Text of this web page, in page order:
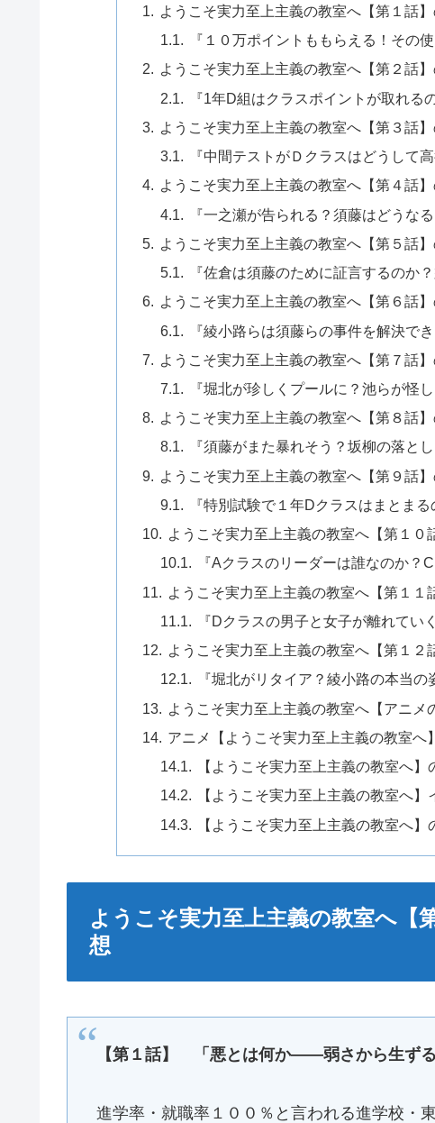
ようこそ実力至上主義の教室へ【第１話
『１０万ポイントももらえる！その使
ようこそ実力至上主義の教室へ【第２話
『1年D組はクラスポイントが取れる
ようこそ実力至上主義の教室へ【第３話
『中間テストがＤクラスはどうして
ようこそ実力至上主義の教室へ【第４話
『一之瀬が告られる？須藤はどうなる
ようこそ実力至上主義の教室へ【第５話
『佐倉は須藤のために証言するのか
ようこそ実力至上主義の教室へ【第６話
『綾小路らは須藤らの事件を解決で
ようこそ実力至上主義の教室へ【第７話
『堀北が珍しくプールに？池らが怪し
ようこそ実力至上主義の教室へ【第８話
『須藤がまた暴れそう？坂柳の落とし
ようこそ実力至上主義の教室へ【第９話
『特別試験で１年Dクラスはまとまる
ようこそ実力至上主義の教室へ【第１０
『Aクラスのリーダーは誰なのか？
ようこそ実力至上主義の教室へ【第１１
『Dクラスの男子と女子が離れてい
ようこそ実力至上主義の教室へ【第１
『堀北がリタイア？綾小路の本当の
ようこそ実力至上主義の教室へ【アニメ
アニメ【ようこそ実力至上主義の教室へ
【ようこそ実力至上主義の教室へ】
【ようこそ実力至上主義の教室へ
【ようこそ実力至上主義の教室へ】
ようこそ実力至上主義の教室へ【
想
【第１話】 「悪とは何か――弱さから生ずる
進学率・就職率１００％と言われる進学校・